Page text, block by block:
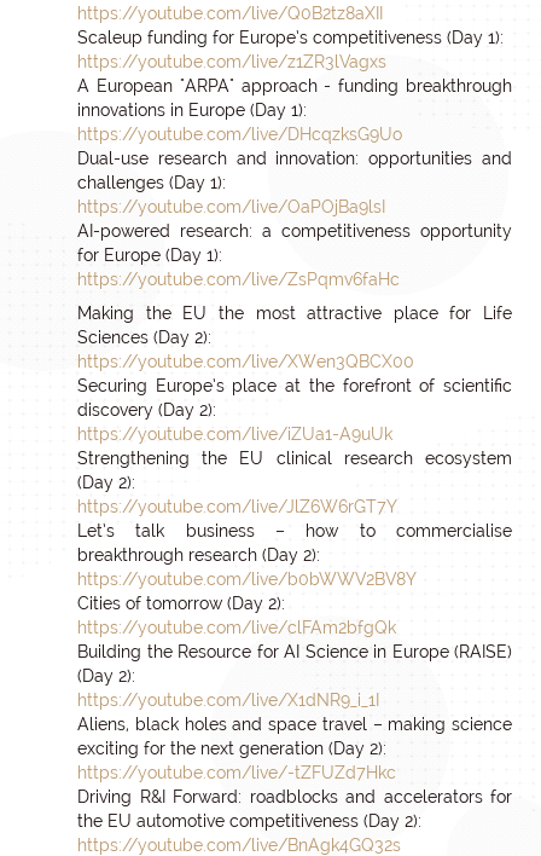
https://youtube.com/live/Q0B2tz8aXII
Scaleup funding for Europe’s competitiveness (Day 1):
https://youtube.com/live/z1ZR3lVagxs
A European "ARPA" approach - funding breakthrough
innovations in Europe (Day 1):
https://youtube.com/live/DHcqzksG9Uo
Dual-use research and innovation: opportunities and
challenges (Day 1):
https://youtube.com/live/OaPOjBa9lsI
AI-powered research: a competitiveness opportunity
for Europe (Day 1):
https://youtube.com/live/ZsPqmv6faHc
Making the EU the most attractive place for Life
Sciences (Day 2):
https://youtube.com/live/XWen3QBCX00
Securing Europe’s place at the forefront of scientific
discovery (Day 2):
https://youtube.com/live/iZUa1-A9uUk
Strengthening the EU clinical research ecosystem
(Day 2):
https://youtube.com/live/JlZ6W6rGT7Y
Let’s talk business – how to commercialise
breakthrough research (Day 2):
https://youtube.com/live/b0bWWV2BV8Y
Cities of tomorrow (Day 2):
https://youtube.com/live/clFAm2bfgQk
Building the Resource for AI Science in Europe (RAISE)
(Day 2):
https://youtube.com/live/X1dNR9_i_1I
Aliens, black holes and space travel – making science
exciting for the next generation (Day 2):
https://youtube.com/live/-tZFUZd7Hkc
Driving R&I Forward: roadblocks and accelerators for
the EU automotive competitiveness (Day 2):
https://youtube.com/live/BnAgk4GQ32s